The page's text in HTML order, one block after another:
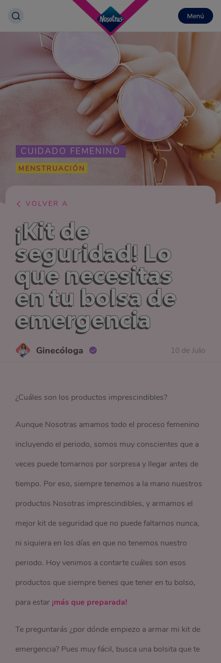
Menú
CUIDADO FEMENINO
MENSTRUACIÓN
VOLVER A
¡Kit de
seguridad! Lo
que necesitas
en tu bolsa de
emergencia
Ginecóloga 10 de Julio
¿Cuáles son los productos imprescindibles?
Aunque Nosotras amamos todo el proceso femenino
incluyendo el periodo, somos muy conscientes que a
veces puede tomarnos por sorpresa y llegar antes de
tiempo. Por eso, siempre tenemos a la mano nuestros
productos Nosotras imprescindibles, y armamos el
mejor kit de seguridad que no puede faltarnos nunca,
ni siquiera en los días en que no tenemos nuestro
periodo. Hoy venimos a contarte cuáles son esos
productos que siempre tienes que tener en tu bolso,
para estar ¡más que preparada!
Te preguntarás ¿por dónde empiezo a armar mi kit de
emergencia? Pues muy fácil, busca una bolsita que te